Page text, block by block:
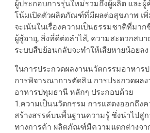
ผู้ประกอบการรุ่นใหม่รวมถึงผู้ผลิต และ
โน้มเปิดตัวผลิตภัณฑ์ที่มีผลต่อสุขภาพ เพิ่
จะเน้นในเรื่องความเป็นธรรมชาติที่มา
ผู้สู้อายุ, สิ่งที่ดีต่อลำไส้, ความสะดวกสบา
ระบบสืบย้อนกลับจะทำให้เสียหายน้อยลง
ในการประกวดผลงานนวัตกรรมอาหา
การพิจารณาการตัดสิน การประกวดผล
อาหารปทุมธานี หลักๆ ประกอบด้วย
1.ความเป็นนวัตกรรม การแสดงออกถึง
สร้างสรรค์บนพื้นฐานความรู้ ซึ่งนำไปสู่
ทางการค้า ผลิตภัณฑ์มีความแตกต่างจา